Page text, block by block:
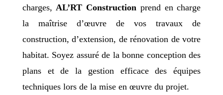
charges, AL’RT Construction prend en charge
la maîtrise d’œuvre de vos travaux de
construction, d’extension, de rénovation de votre
habitat. Soyez assuré de la bonne conception des
plans et de la gestion efficace des équipes
techniques lors de la mise en œuvre du projet.